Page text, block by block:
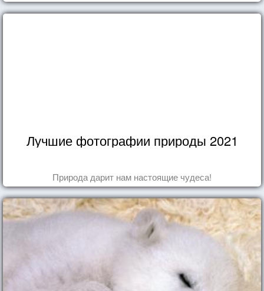
Лучшие фотографии природы 2021
Природа дарит нам настоящие чудеса!